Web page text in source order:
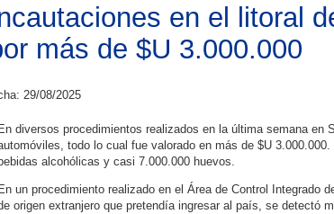
en el litoral
más de $U 3.000.000
29/08/2025
En diversos procedimientos realizados en la última semana
todo lo cual fue valorado en más de $U
bebidas alcohólicas y casi 7.000.000 huevos.
En un procedimiento realizado en el Área de Control Integrado
origen extranjero que pretendía ingresar al país, se detectó